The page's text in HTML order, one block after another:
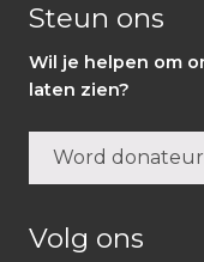
Steun ons
Wil je helpen om
laten zien?
Word
Volg ons